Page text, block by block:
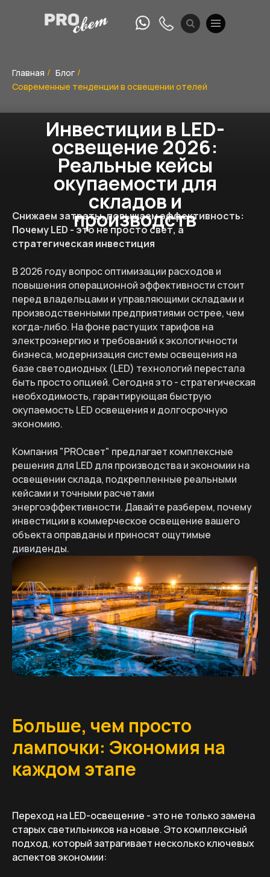
Главная / Блог /
Современные тенденции в освещении отелей
Инвестиции в LED-
освещение 2026:
Реальные кейсы
окупаемости для
складов и
производств
Снижаем затраты, повышаем эффективность:
Почему LED - это не просто свет, а
стратегическая инвестиция
В 2026 году вопрос оптимизации расходов и
повышения операционной эффективности стоит
перед владельцами и управляющими складами и
производственными предприятиями острее, чем
когда-либо. На фоне растущих тарифов на
электроэнергию и требований к экологичности
бизнеса, модернизация системы освещения на
базе светодиодных (LED) технологий перестала
быть просто опцией. Сегодня это - стратегическая
необходимость, гарантирующая быструю
окупаемость LED освещения и долгосрочную
экономию.
Компания "PROсвет" предлагает комплексные
решения для LED для производства и экономии на
освещении склада, подкрепленные реальными
кейсами и точными расчетами
энергоэффективности. Давайте разберем, почему
инвестиции в коммерческое освещение вашего
объекта оправданы и приносят ощутимые
дивиденды.
Больше, чем просто
лампочки: Экономия на
каждом этапе
Переход на LED-освещение - это не только замена
старых светильников на новые. Это комплексный
подход, который затрагивает несколько ключевых
аспектов экономии: